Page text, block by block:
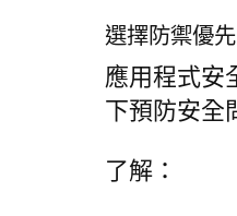
選擇防禦優
應用程式安
下預防安全
了解：